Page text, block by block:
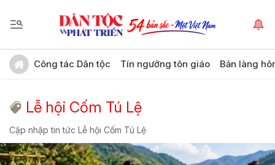
Công tác Dân tộc Tín ngưỡng tôn giáo Bản làng
Lễ hội Cốm Tú Lệ
Cập nhập tin tức Lễ hội Cốm Tú Lệ